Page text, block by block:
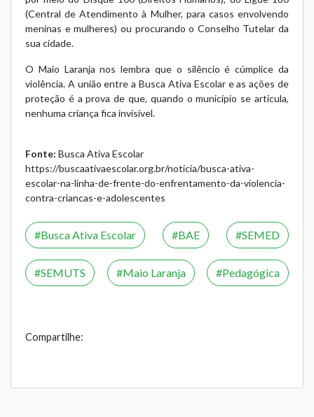
(Central de Atendimento à Mulher, para casos envolvendo
meninas e mulheres) ou procurando o Conselho Tutelar da
sua cidade.
O Maio Laranja nos lembra que o silêncio é cúmplice da
violência. A união entre a Busca Ativa Escolar e as ações de
proteção é a prova de que, quando o município se articula,
nenhuma criança fica invisível.
Fonte: Busca Ativa Escolar
https://buscaativaescolar.org.br/noticia/busca-ativa-
escolar-na-linha-de-frente-do-enfrentamento-da-violencia-
contra-criancas-e-adolescentes
Busca Ativa Escolar BAE SEMED
SEMUTS Maio Laranja Pedagógica
Compartilhe: